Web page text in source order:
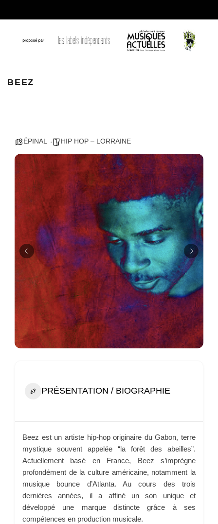
BEEZ
ÉPINAL HIP HOP – LORRAINE
PRÉSENTATION / BIOGRAPHIE
Beez est un artiste hip-hop originaire du Gabon, terre
mystique souvent appelée “la forêt des abeilles”.
Actuellement basé en France, Beez s’imprègne
profondément de la culture américaine, notamment la
musique bounce d’Atlanta. Au cours des trois
dernières années, il a affiné un son unique et
développé une marque distincte grâce à ses
compétences en production musicale.